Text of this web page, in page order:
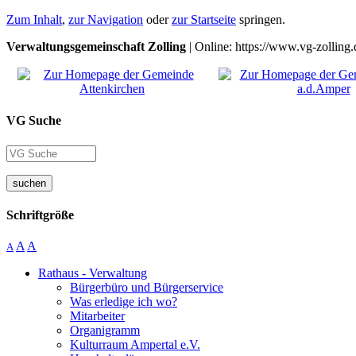
Zum Inhalt, zur Navigation oderzur Startseite springen.
Verwaltungsgemeinschaft Zolling | Online: https://www.vg-
VG Suche
suchen
Schriftgröße
A A A
Rathaus - Verwaltung
Bürgerbüro und Bürgerservice
Was erledige ich wo?
Mitarbeiter
Organigramm
Kulturraum Ampertal e.V.